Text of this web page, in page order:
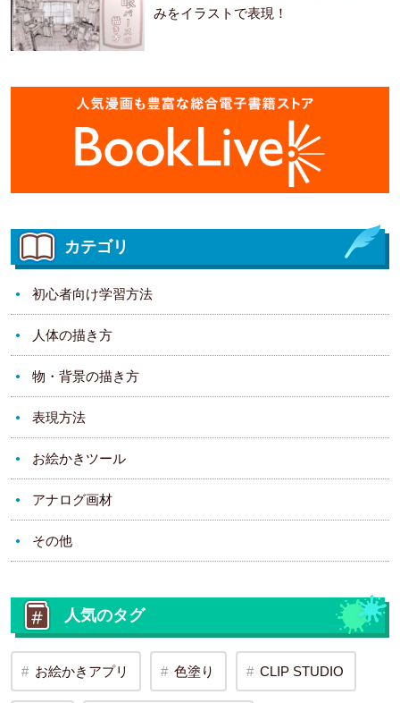
みをイラストで表現！
カテゴリ
初心者向け学習方法
人体の描き方
物・背景の描き方
表現方法
お絵かきツール
アナログ画材
その他
人気のタグ
お絵かきアプリ 色塗り CLIP STUDIO